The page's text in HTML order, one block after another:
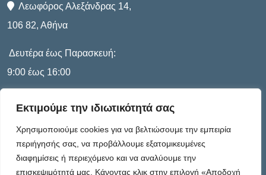
Εκτιμούμε την ιδιωτικότητά σας
Χρησιμοποιούμε cookies για να βελτιώσουμε την εμπειρία
περιήγησής σας, να προβάλλουμε εξατομικευμένες
διαφημίσεις ή περιεχόμενο και να αναλύουμε την
επισκεψιμότητά μας. Κάνοντας κλικ στην επιλογή «Αποδοχή
Λεωφόρος Αλεξάνδρας 14,
106 82, Αθήνα
Δευτέρα έως Παρασκευή:
9:00 έως 16:00
Πληροφορίες
Καταστατικό